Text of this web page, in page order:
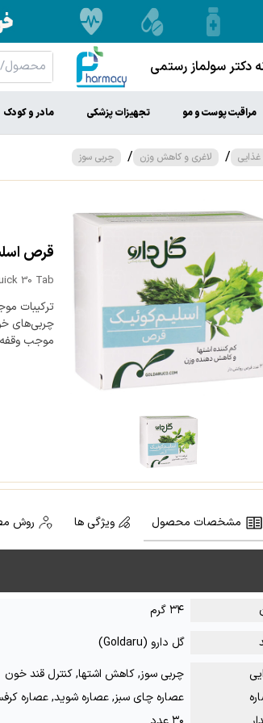
دکتر سولماز رستمی
مراقبت پوست و مو تجهیزات پزشکی مادر و کودک
/ لاغری و کاهش وزن / چربی سوز
قرص اسلیم
30 Tab
ترکیبات
چربی‌های
موجب
مشخصات محصول ویژگی ها روش
۳۴ گرم
گل دارو (Goldaru)
چربی سوز, کاهش اشتها, کنترل قند خون
عصاره چای سبز, عصاره شوید, عصاره